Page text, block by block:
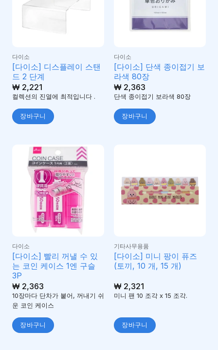
다이소
[다이소] 디스플레이 스탠
드 2 단계
₩2,221
컬렉션의 진열에 최적입니다 .
장바구니
다이소
[다이소] 단색 종이접기 보
라색 80장
₩2,363
단색 종이접기 보라색 80장
장바구니
다이소
[다이소] 빨리 꺼낼 수 있
는 코인 케이스 1엔 구슬
3P
₩2,363
10장마다 단차가 붙어, 꺼내기 쉬
운 코인 케이스
장바구니
기타사무용품
[다이소] 미니 팡이 퓨즈
(토끼, 10 개, 15 개)
₩2,321
미니 팬 10 조각 x 15 조각.
장바구니